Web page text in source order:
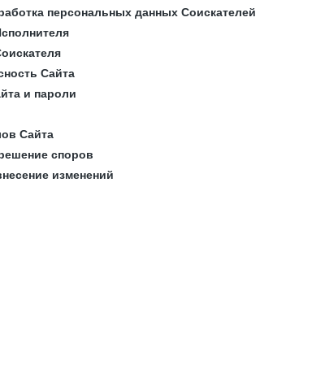
персональных данных Соискателей
Сайта
и пароли
Сайта
споров
изменений